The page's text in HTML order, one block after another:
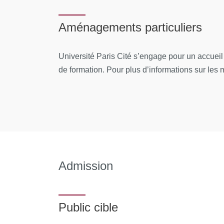
une attestation d’assiduité pour la formation
Aménagements particuliers
Université Paris Cité s’engage pour un
de formation. Pour plus d’informations sur
Admission
Public cible